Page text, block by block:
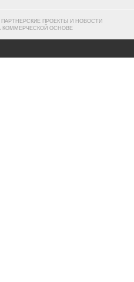
ПРОЕКТЫ И НОВОСТИ
КОММЕРЧЕСКОЙ ОСНОВЕ